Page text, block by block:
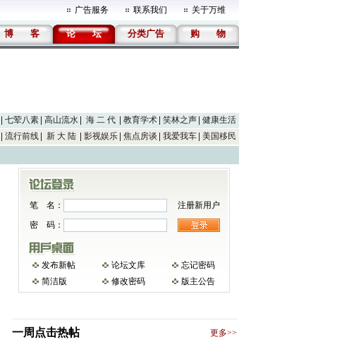
广告服务 联系我们 关于万维
博 客 论 坛 分类广告 购 物
七荤八素 高山流水 海 二 代 教育学术 笑林之声
健康生活
流行前线 新 大 陆 影视娱乐 焦点房谈 我爱我车 美国移民
笔 名：
注册新用户
密 码：
发布新帖 论坛文库
忘记密码
简洁版
修改密码 版主公告
一周点击热帖 更多>>